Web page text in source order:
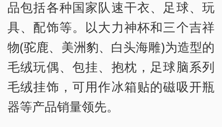
品包括各种国家队速干衣、足球、玩
具、配饰等。以大力神杯和三个吉祥
物(驼鹿、美洲豹、白头海雕)为造型的
毛绒玩偶、包挂、抱枕，足球脑系列
毛绒挂饰，可用作冰箱贴的磁吸开瓶
器等产品销量领先。